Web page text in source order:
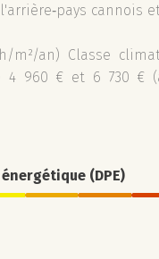
cannois
m²/an) Classe
4 960 € et 6 730 €
(DPE)